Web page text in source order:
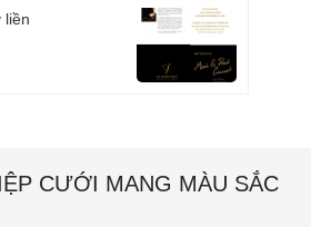
liền
CƯỚI MANG MÀU SẮC